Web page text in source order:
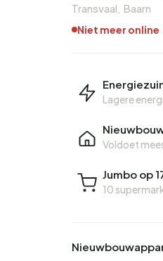
Transvaal, Baarn
Niet meer online
Lagere
Voldoet
Jumbo op
10